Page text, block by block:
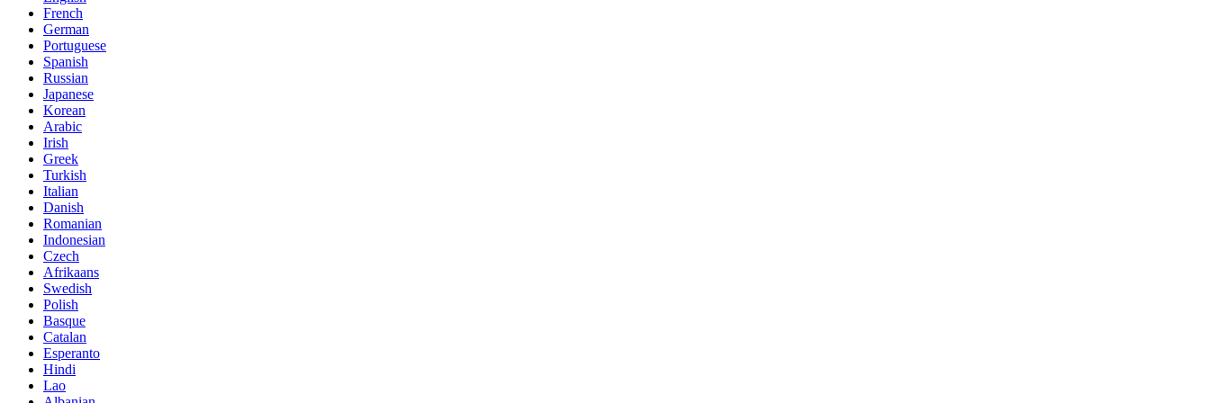
French
German
Portuguese
Spanish
Russian
Japanese
Korean
Arabic
Irish
Greek
Turkish
Italian
Danish
Romanian
Indonesian
Czech
Afrikaans
Swedish
Polish
Basque
Catalan
Esperanto
Hindi
Lao